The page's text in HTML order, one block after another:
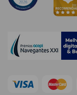
Creme de